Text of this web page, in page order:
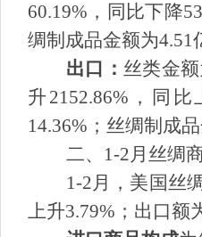
60.19% ，同比下降
绸制成品金额为4.51
出口： 丝类金额
升2152.86% ，同比
14.36% ；丝绸制成
二、 1-2月丝绸
1-2月，美国丝
上升3.79% ；出口额